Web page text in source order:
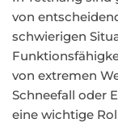
von
schwierigen
von extremen
Schneefall oder
eine wichtige